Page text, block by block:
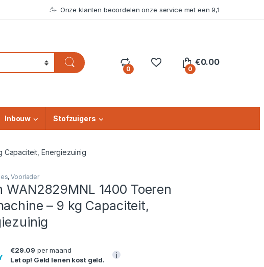
Onze klanten beoordelen onze service met een 9,1
0 0
€0.00
Inbouw Stofzuigers
Capaciteit, Energiezuinig
,Voorlader
WAN2829MNL 1400 Toeren
– 9 kg Capaciteit,
€29.09 per maand
Let op! Geld lenen kost geld.
i